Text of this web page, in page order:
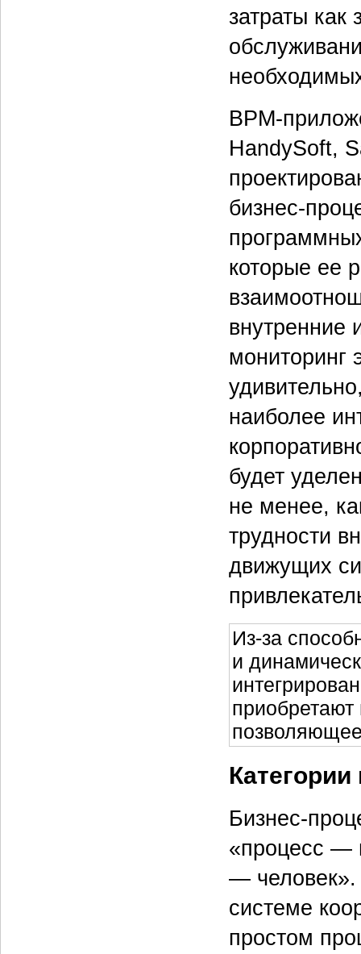
затраты
BPM-
HandySoft,
бизнес-
которые ее
внутренние
мониторинг
наиболее
будет
не менее,
трудности
движущих
Из-за
и
Бизнес-
«процесс —
— человек».
системе
простом